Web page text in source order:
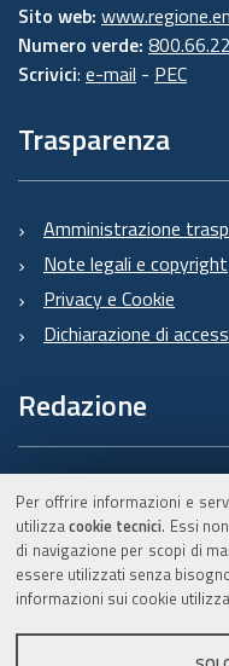
Per offrire informazioni e
utilizzacookie tecnici. Essi
di navigazione per scopi di
essere utilizzati senza
informazioni sui cookie
Sito web:
Numero verde:
Scrivici: e-mail - PEC
Trasparenza
Amministrazione
Note legali e copyright
Privacy e Cookie
Dichiarazione di
Redazione
Informazioni sul Burert
e contatti
C.F.